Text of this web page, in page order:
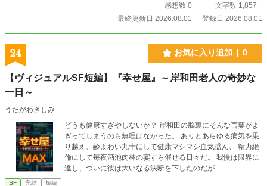
感想数 0
文字数 1,857
最終更新日 2026.08.01
登録日 2026.08.01
24 お気に入り追加 0
【ヴィジュアルSF短編】『幸せ屋』～岸和田老人の奇妙な
一日～
うたがわきしみ
どうも健康すぎやしないか？ 岸和田の脳裏にそんな言葉がよ
ぎってしまうのも無理はなかった。 ありとあらゆる病気を乗
り越え、齢よわい九十にして健康マシマシ血気盛ん、 精力絶
倫にして毎夜酒池肉林の宴すら催せる日々だ。 我慢は限界に
達し、ついに彼は大いなる決断を下したのだが……
SF 完結 短編